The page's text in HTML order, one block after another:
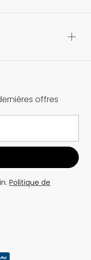
offres
Politique de